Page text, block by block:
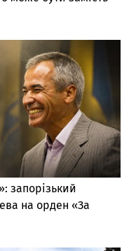
запорізький
на орден «За